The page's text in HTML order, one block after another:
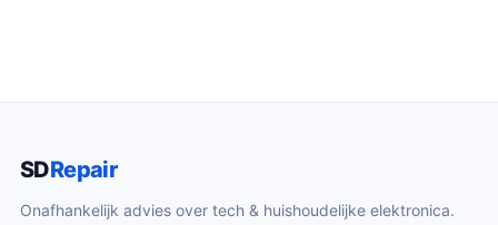
SDRepair
Onafhankelijk advies over tech & huishoudelijke elektronica.